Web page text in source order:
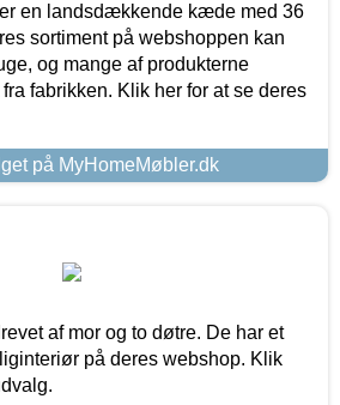
en landsdækkende kæde med 36
sortiment på webshoppen kan
og mange af produkterne
fabrikken. Klik her for at se deres
på MyHomeMøbler.dk
af mor og to døtre. De har et
på deres webshop. Klik